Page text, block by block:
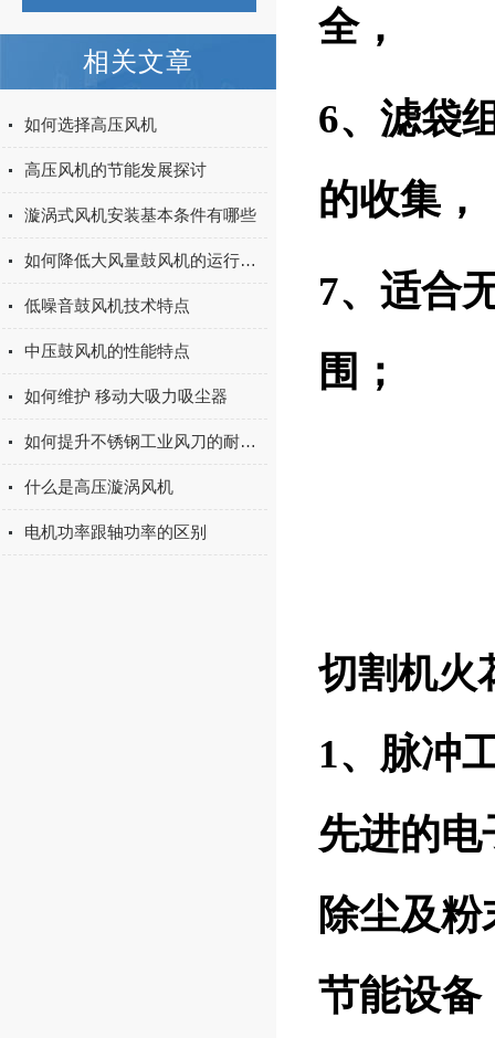
相关文章
如何选择高压风机
高压风机的节能发展探讨
漩涡式风机安装基本条件有哪些
如何降低大风量鼓风机的运行噪音与振动
低噪音鼓风机技术特点
中压鼓风机的性能特点
如何维护 移动大吸力吸尘器
如何提升不锈钢工业风刀的耐用性与效率
什么是高压漩涡风机
电机功率跟轴功率的区别
全，
6、滤袋
的收集，
7、适合
围；
切割机火
1、脉冲
先进的
除尘及
节能设备